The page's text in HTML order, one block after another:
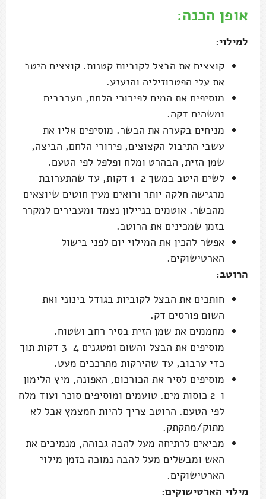
אופן הכנה:
למילוי:
קוצצים את הבצל לקוביות קטנות. קוצצים היטב
את עלי הפטרוזיליה והנענע.
מוסיפים את המים לפירורי הלחם, מערבבים
ומשהים דקה.
מניחים בקערה את הבשר. מוסיפים אליו את
עשבי התיבול הקצוצים, פירורי הלחם, הביצה,
שמן הזית, הבהרט ומלח ופלפל לפי הטעם.
לשים היטב במשך 1-2 דקות, עד שהתערובת
מרגישה חלקה יותר ורואים מעין חוטים שיוצאים
מהבשר. אוטמים בניילון נצמד ומעבירים למקרר
בזמן שמכינים את הרוטב.
אפשר להכין את המילוי יום לפני בישול
הארטישוקים.
הרוטב:
חותכים את הבצל לקוביות בגודל בינוני ואת
השום פורסים דק.
מחממים את שמן הזית בסיר רחב ושטוח.
מוסיפים את הבצל והשום ומטגנים 3-4 דקות תוך
כדי ערבוב, עד שהירקות מתרככים מעט.
מוסיפים לסיר את הכורכום, האפונה, מיץ הלימון
ו-2 כוסות מים. טועמים ומוסיפים סוכר ועוד מלח
לפי הטעם. הרוטב צריך להיות חמצמץ אבל לא
מתוק/מתקתק.
מביאים לרתיחה מעל להבה גבוהה, מנמיכים את
האש ומבשלים מעל להבה נמוכה בזמן מילוי
הארטישוקים.
מילוי הארטישוקים: